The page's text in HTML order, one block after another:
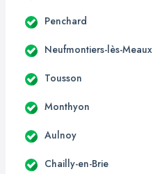
Penchard
Neufmontiers-lès-Meaux
Tousson
Monthyon
Aulnoy
Chailly-en-Brie